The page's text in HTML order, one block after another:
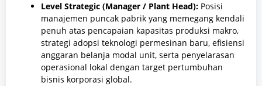
Level Strategic (Manager / Plant Head): Posisi
manajemen puncak pabrik yang memegang kendali
penuh atas pencapaian kapasitas produksi makro,
strategi adopsi teknologi permesinan baru, efisiensi
anggaran belanja modal unit, serta penyelarasan
operasional lokal dengan target pertumbuhan
bisnis korporasi global.